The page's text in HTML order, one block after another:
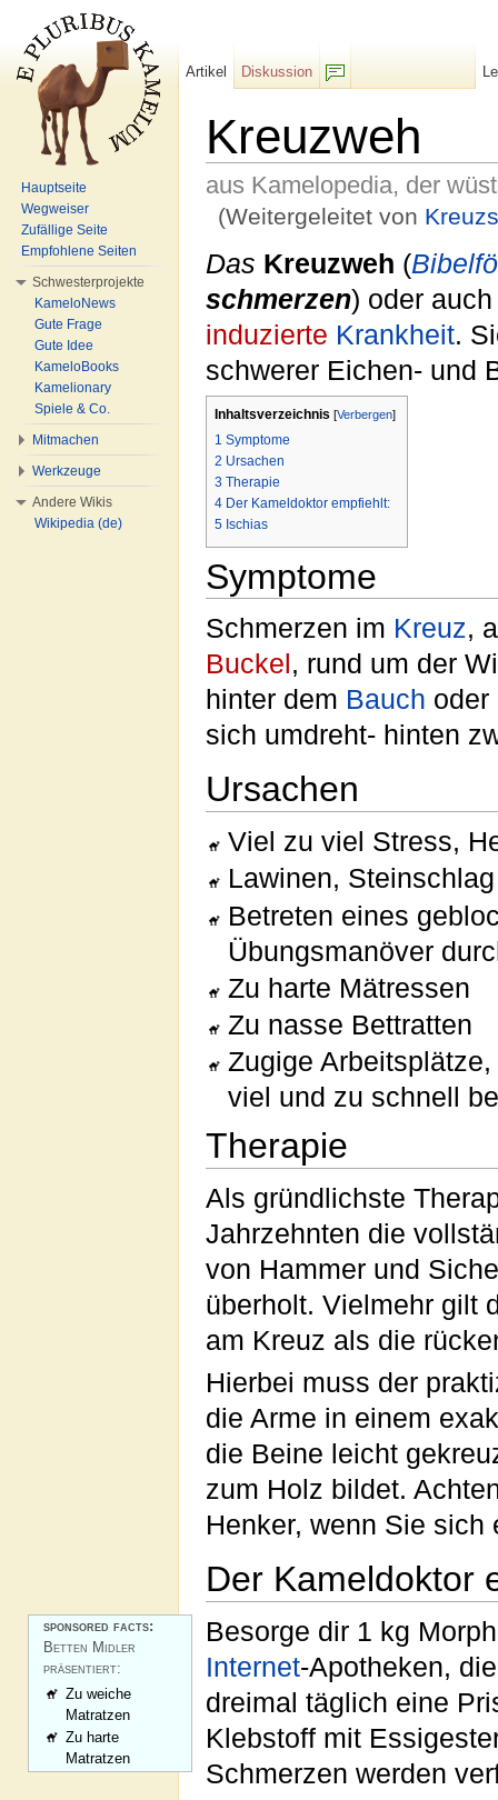
Kreuzweh
aus Kamelopedia, der
(Weitergeleitet von
Das Kreuzweh (
schmerzen) oder
induzierte Krankheit.
schwerer Eichen- und
Inhaltsverzeichnis [Verbergen]
1 Symptome
2 Ursachen
3 Therapie
4 Der Kameldoktor empfiehlt:
5 Ischias
Symptome
Schmerzen im Kreuz,
Buckel , rund um der
hinter dem Bauch oder
sich umdreht- hinten
Ursachen
Viel zu viel Stress,
Lawinen,
Betreten eines
Übungsmanöver
Zu harte Mätressen
Zu nasse Bettratten
Zugige
viel und zu schnell
Therapie
Als gründlichste
Jahrzehnten die
von Hammer und
überholt. Vielmehr gilt
am Kreuz als die
Hierbei muss der
die Arme in einem
die Beine leicht
zum Holz bildet.
Henker, wenn Sie
Der Kameldoktor
sponsored facts:
Betten Midler
präsentiert:
Zu weiche
Matratzen
Zu harte
Matratzen
Besorge dir 1 kg
Internet-Apotheken,
dreimal täglich eine
Klebstoff mit
Schmerzen werden
Artikel
Diskussion
Hauptseite
Wegweiser
Zufällige Seite
Empfohlene Seiten
Schwesterprojekte
KameloNews
Gute Frage
Gute Idee
KameloBooks
Kamelionary
Spiele & Co.
Mitmachen
Werkzeuge
Andere Wikis
Wikipedia (de)